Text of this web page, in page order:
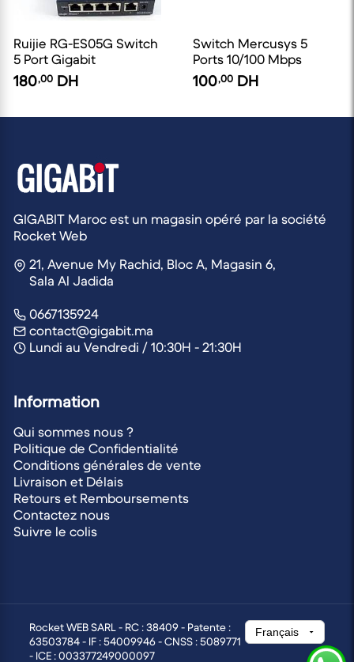
Ruijie RG-ES05G Switch
5 Port Gigabit
180,00 DH
Switch Mercusys 5
Ports 10/100 Mbps
100,00 DH
GIGABIT Maroc est un magasin opéré par la société
Rocket Web
21, Avenue My Rachid, Bloc A, Magasin 6,
Sala Al Jadida
0667135924
contact@gigabit.ma
Lundi au Vendredi / 10:30H - 21:30H
Information
Qui sommes nous ?
Politique de Confidentialité
Conditions générales de vente
Livraison et Délais
Retours et Remboursements
Contactez nous
Suivre le colis
Rocket WEB SARL - RC : 38409 - Patente :
63503784 - IF : 54009946 - CNSS : 5089771
- ICE : 003377249000097